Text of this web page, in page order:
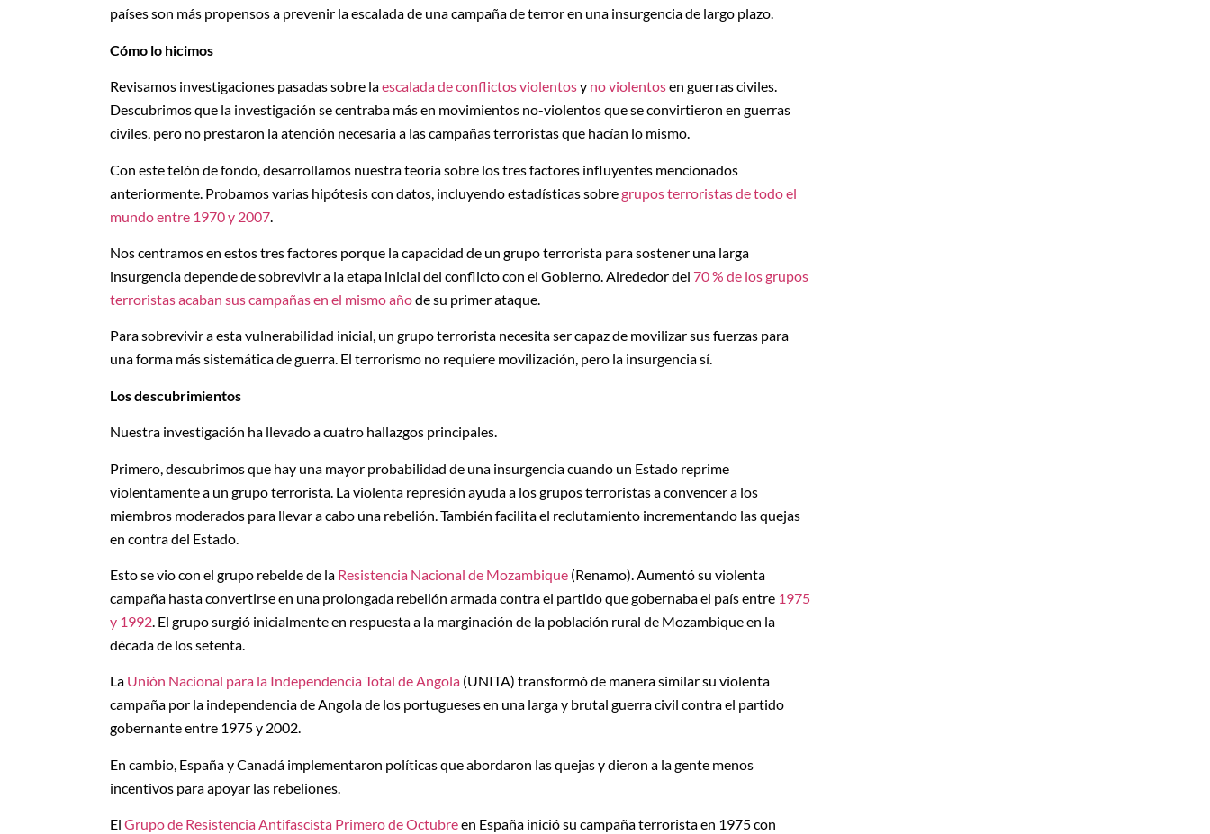
países son más propensos a prevenir la escalada de una campaña de terror en una insurgencia de largo plazo.
Cómo lo hicimos
Revisamos investigaciones pasadas sobre laescalada de conflictos violentosy no violentosen guerras civiles.
Descubrimos que la investigación se centraba más en movimientos no-violentos que se convirtieron en guerras
civiles, pero no prestaron la atención necesaria a las campañas terroristas que hacían lo mismo.
Con este telón de fondo, desarrollamos nuestra teoría sobre los tres factores influyentes mencionados
anteriormente. Probamos varias hipótesis con datos, incluyendo estadísticas sobregrupos terroristas de todo el
mundo entre 1970 y 2007
Nos centramos en estos tres factores porque la capacidad de un grupo terrorista para sostener una larga
insurgencia depende de sobrevivir a la etapa inicial del conflicto con el Gobierno. Alrededor del 70 % de los grupos
terroristas acaban sus campañas en el mismo añode su primer ataque.
Para sobrevivir a esta vulnerabilidad inicial, un grupo terrorista necesita ser capaz de movilizar sus fuerzas para
una forma más sistemática de guerra. El terrorismo no requiere movilización, pero la insurgencia sí.
Los descubrimientos
Nuestra investigación ha llevado a cuatro hallazgos principales.
Primero, descubrimos que hay una mayor probabilidad de una insurgencia cuando un Estado reprime
violentamente a un grupo terrorista. La violenta represión ayuda a los grupos terroristas a convencer a los
miembros moderados para llevar a cabo una rebelión. También facilita el reclutamiento incrementando las quejas
en contra del Estado.
Esto se vio con el grupo rebelde de la Resistencia Nacional de Mozambique (Renamo). Aumentó su violenta
campaña hasta convertirse en una prolongada rebelión armada contra el partido que gobernaba el país entre 1975
y 1992. El grupo surgió inicialmente en respuesta a la marginación de la población rural de Mozambique en la
década de los setenta.
La Unión Nacional para la Independencia Total de Angola (UNITA) transformó de manera similar su violenta
campaña por la independencia de Angola de los portugueses en una larga y brutal guerra civil contra el partido
gobernante entre 1975 y 2002.
En cambio, España y Canadá implementaron políticas que abordaron las quejas y dieron a la gente menos
incentivos para apoyar las rebeliones.
El Grupo de Resistencia Antifascista Primero de Octubreen España inició su campaña terrorista en 1975 con